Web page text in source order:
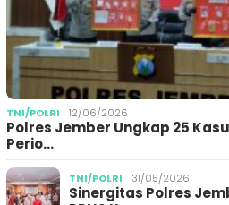
TNI/POLRI 12/06/2026
Polres Jember Ungkap 25
Perio…
TNI/POLRI 31/05/2026
Sinergitas Polres